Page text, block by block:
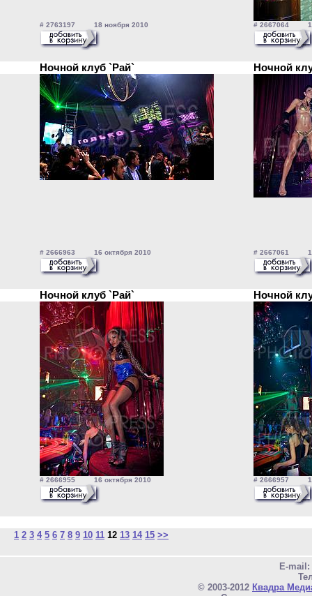
# 2763197 18 ноября 2010 # 2667064 16
Ночной клуб `Рай` Ночной
# 2666963 16 октября 2010 # 2667061 16
Ночной клуб `Рай` Ночной
# 2666955 16 октября 2010 # 2666957 16
1 2 3 4 5 6 7 8 9 10 11 12 13 14 15 >>
E-mail:
© 2003-2012 Квадра